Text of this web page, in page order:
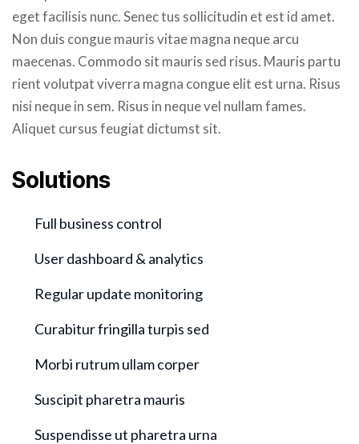
eget facilisis nunc. Senec tus sollicitudin et est id amet.
Non duis congue mauris vitae magna neque arcu
maecenas. Commodo sit mauris sed risus. Mauris partu
rient volutpat viverra magna congue elit est urna. Risus
nisi neque in sem. Risus in neque vel nullam fames.
Aliquet cursus feugiat dictumst sit.
Solutions
Full business control
User dashboard & analytics
Regular update monitoring
Curabitur fringilla turpis sed
Morbi rutrum ullam corper
Suscipit pharetra mauris
Suspendisse ut pharetra urna